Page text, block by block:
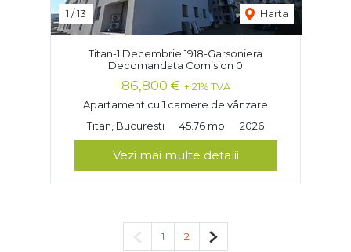
1 /13 Harta
Titan-1 Decembrie 1918-Garsoniera
Decomandata Comision 0
86,800 € + 21% TVA
Apartament cu 1 camere de vânzare
Titan, Bucuresti
45.76 mp 2026
Vezi mai multe detalii
Pagina anterioară
1 2 Pagina următoare